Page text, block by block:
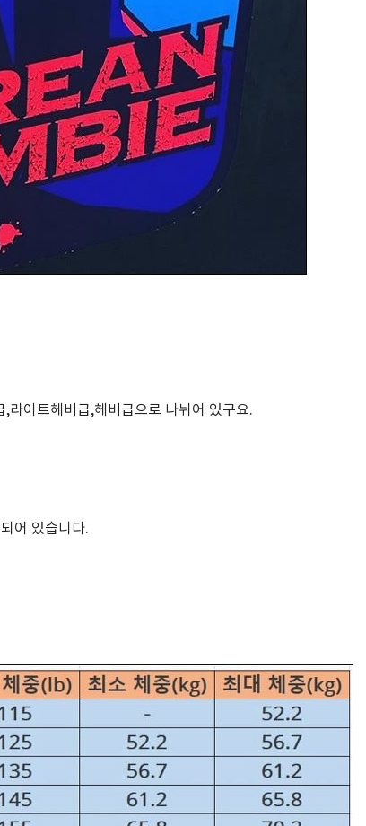
라이트헤비급,헤비급으로 나뉘어 있구요.
어 있습니다.